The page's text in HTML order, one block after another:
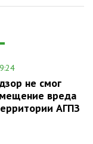
не смог
вреда
АГПЗ